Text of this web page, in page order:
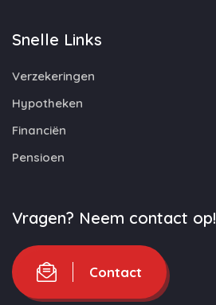
Snelle Links
Verzekeringen
Hypotheken
Financiën
Pensioen
Vragen? Neem contact op!
Contact